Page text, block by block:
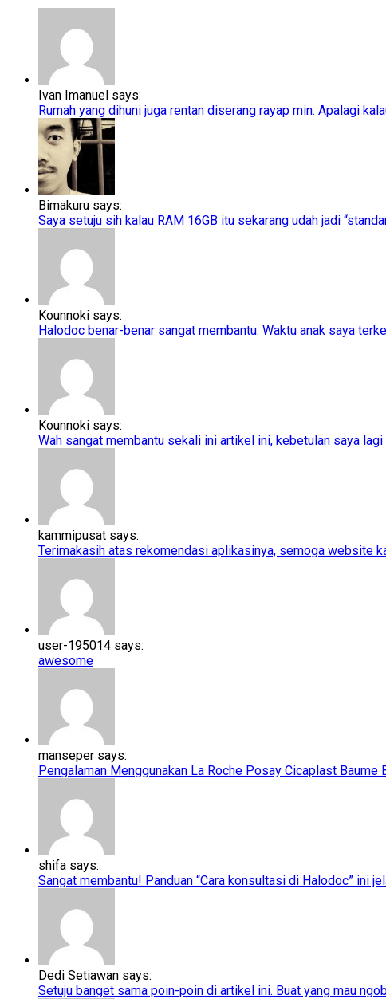
Ivan Imanuel says:
Rumah yang dihuni juga rentan diserang rayap min. Apalagi
Bimakuru says:
Saya setuju sih kalau RAM 16GB itu sekarang udah jadi
Kounnoki says:
Halodoc benar-benar sangat membantu. Waktu anak saya
Kounnoki says:
Wah sangat membantu sekali ini artikel ini, kebetulan saya lagi
kammipusat says:
Terimakasih atas rekomendasi aplikasinya, semoga website
user-195014 says:
awesome
manseper says:
Pengalaman Menggunakan La Roche Posay Cicaplast Baume
shifa says:
Sangat membantu! Panduan “Cara konsultasi di Halodoc” ini
Dedi Setiawan says:
Setuju banget sama poin-poin di artikel ini. Buat yang mau